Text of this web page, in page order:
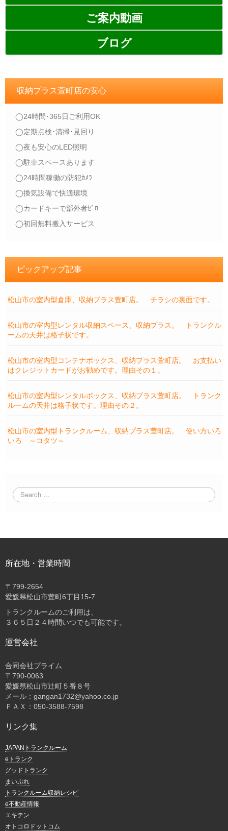
ご案内動画
ブログ
収納プラス萱町店の安心
◯24時間･365日ご利用OK
◯定期点検･清掃･見回り
◯夜も安心のLED照明
◯駐車スペースあります
◯24時間稼働の防犯ｶﾒﾗ
◯換気設備で快適環境
◯カードキーで部外者ｾﾞﾛ
◯初回無料搬入サービス
ピックアップ記事
松山市の室内型倉庫、収納プラス萱町店。 チラシの裏面です。
松山市の室内型レンタル収納スペース、収納プラス。 トランクル
ームの天井は格子状です。
松山市の室内型コンテナボックス、収納プラス萱町店。 お支払い
はクレジットカードがお勧めです。理由その１。
松山市の室内型レンタルボックス、収納プラス萱町店。 トランク
ルームの天井は格子状です。理由その２。
松山市の室内型トランクルーム、収納プラス萱町店。 使い方いろ
いろ ～コタツ～
所在地・営業時間
〒 799-2654
愛媛県松山市萱町6丁目15-7
トランクルームのご利用は、
３６５日２４時間いつでも可能です。
運営会社
合同会社プライム
〒 790-0063
愛媛県松山市辻町５番８号
メール：gangan1732@yahoo.co.jp
ＦＡＸ：050-3588-7598
リンク集
JAPANトランクルーム
eトランク
グッドトランク
まいぷれ
トランクルーム収納レシピ
e不動産情報
エキテン
オトコロドットコム